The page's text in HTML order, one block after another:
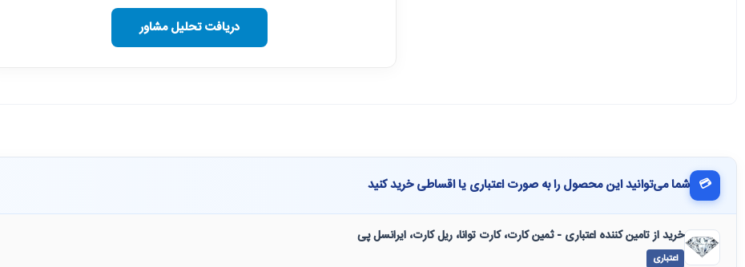
دریافت تحلیل مشاور
💳 شما می‌توانید این محصول را به صورت اعتباری یا اقساطی خرید کنید
خرید از تامین کننده اعتباری - ثمین کارت، کارت توانا، ریل کارت، ایرانسل پی
اعتباری